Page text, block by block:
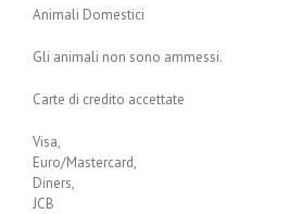
Animali Domestici
Gli animali non sono ammessi.
Carte di credito accettate
Visa,
Euro/Mastercard,
Diners,
JCB